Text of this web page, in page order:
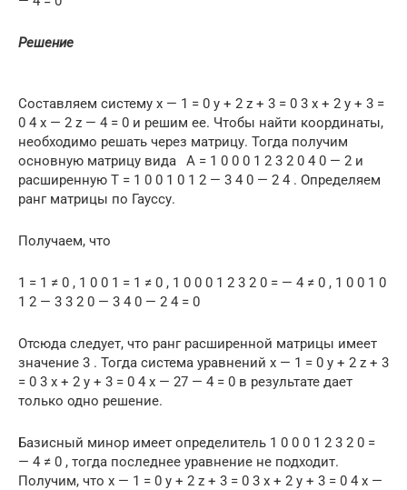
Решение
Составляем систему x — 1 = 0 y + 2 z + 3 = 0 3 x + 2 y + 3 =
0 4 x — 2 z — 4 = 0 и решим ее. Чтобы найти координаты,
необходимо решать через матрицу. Тогда получим
основную матрицу вида A = 1 0 0 0 1 2 3 2 0 4 0 — 2 и
расширенную T = 1 0 0 1 0 1 2 — 3 4 0 — 2 4 . Определяем
ранг матрицы по Гауссу.
Получаем, что
1 = 1 ≠ 0 , 1 0 0 1 = 1 ≠ 0 , 1 0 0 0 1 2 3 2 0 = — 4 ≠ 0 , 1 0 0 1 0
1 2 — 3 3 2 0 — 3 4 0 — 2 4 = 0
Отсюда следует, что ранг расширенной матрицы имеет
значение 3 . Тогда система уравнений x — 1 = 0 y + 2 z + 3
= 0 3 x + 2 y + 3 = 0 4 x — 27 — 4 = 0 в результате дает
только одно решение.
Базисный минор имеет определитель 1 0 0 0 1 2 3 2 0 =
— 4 ≠ 0 , тогда последнее уравнение не подходит.
Получим, что x — 1 = 0 y + 2 z + 3 = 0 3 x + 2 y + 3 = 0 4 x —